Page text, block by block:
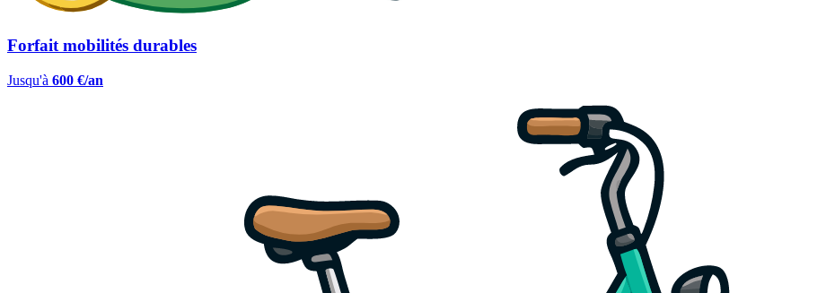
Forfait mobilités durables
Jusqu'à 600 €/an